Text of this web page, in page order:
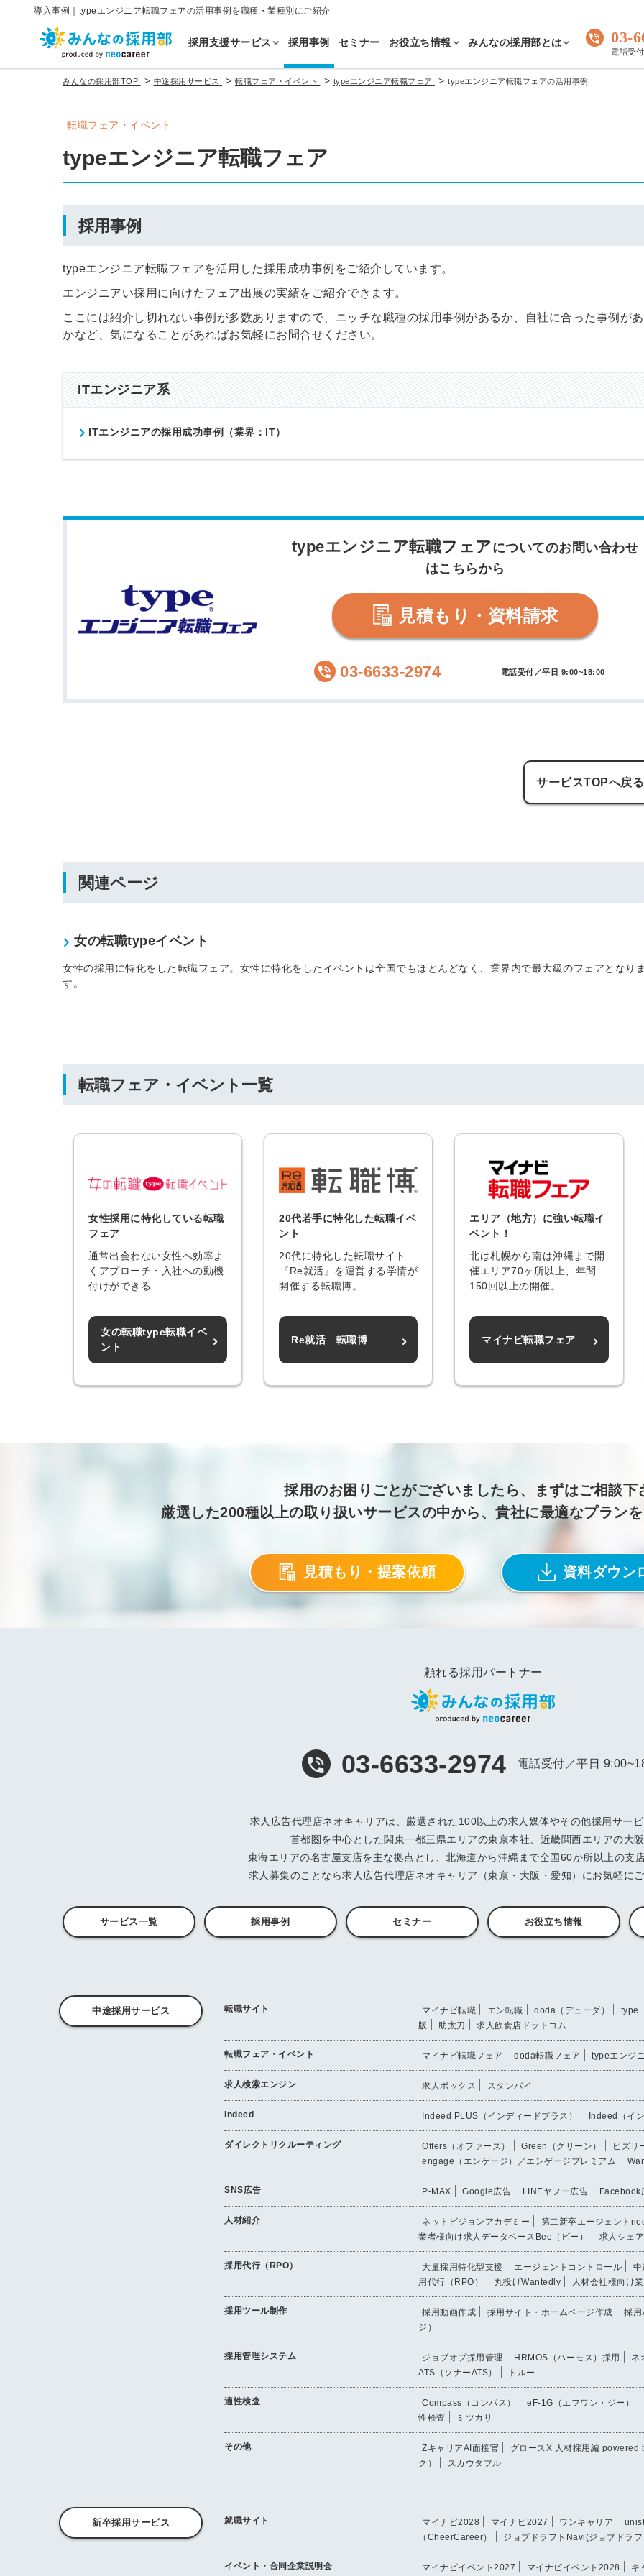
導入事例｜typeエンジニア転職フェアの活用事例を職種・業種別にご紹介
採用支援サービス 採用事例 セミナー お役立ち情報 みんなの採用部とは 03-
電話受
みんなの採用部TOP > 中途採用サービス > 転職フェア・イベント > typeエンジニア転職フェア > typeエンジニア転職フェアの活用事例
転職フェア・イベント
typeエンジニア転職フェア
採用事例
typeエンジニア転職フェアを活用した採用成功事例をご紹介しています。
エンジニアい採用に向けたフェア出展の実績をご紹介できます。
ここには紹介し切れない事例が多数ありますので、ニッチな職種の採用事例があるか、自社に合った事例が
かなど、気になることがあればお気軽にお問合せください。
ITエンジニア系
ITエンジニアの採用成功事例（業界：IT）
typeエンジニア転職フェアについてのお問い合わせ
はこちらから
見積もり・資料請求
03-6633-2974 電話受付／平日 9:00~18:00
サービスTOPへ戻る
関連ページ
女の転職typeイベント
女性の採用に特化をした転職フェア。女性に特化をしたイベントは全国でもほとんどなく、業界内で最大級のフェアとなり
す。
転職フェア・イベント一覧
女性採用に特化している転職
フェア
通常出会わない女性へ効率よ
くアプローチ・入社への動機
付けができる
女の転職type転職イベ
ント
20代若手に特化した転職イベ
ント
20代に特化した転職サイト
『Re就活』を運営する学情が
開催する転職博。
Re就活 転職博
エリア（地方）に強い転職イ
ベント！
北は札幌から南は沖縄まで開
催エリア70ヶ所以上、年間
150回以上の開催。
マイナビ転職フェア
採用のお困りごとがございましたら、まずはご相談下
厳選した200種以上の取り扱いサービスの中から、貴社に最適なプラン
見積もり・提案依頼 資料ダウン
頼れる採用パートナー
03-6633-2974 電話受付／平日
求人広告代理店ネオキャリアは、厳選された100以上の求人媒体やその他採用サー
首都圏を中心とした関東一都三県エリアの東京本社、近畿関西エリアの大
東海エリアの名古屋支店を主な拠点とし、北海道から沖縄まで全国60か所以上の支
求人募集のことなら求人広告代理店ネオキャリア（東京・大阪・愛知）にお気軽に
サービス一覧 採用事例 セミナー お役立ち情報
中途採用サービス 転職サイト マイナビ転職 エン転職 doda（デューダ）
type
版
助太刀 求人飲食店ドットコム
転職フェア・イベント マイナビ転職フェア doda転職フェア typeエンジ
求人検索エンジン 求人ボックス スタンバイ
Indeed Indeed PLUS（インディードプラス） Indeed（イ
ダイレクトリクルーティング Offers（オファーズ） Green（グリーン）
ビズリ
engage（エンゲージ）／エンゲージプレミアム
SNS広告 P-MAX Google広告 LINEヤフー広告 Facebook
人材紹介 ネットビジョンアカデミー
第二新卒エージェント
業者様向け求人データベースBee（ビー）
求人シェ
採用代行（RPO） 大量採用特化型支援 エージェントコントロール
中
用代行（RPO）
丸投げWantedly 人材会社様向け
採用ツール制作 採用動画作成 採用サイト・ホームページ作成
採用
ジ）
採用管理システム ジョブオプ採用管理 HRMOS（ハーモス）採用
ネ
ATS（ソナーATS）
トルー
適性検査 Compass（コンパス）
eF-1G（エフワン・ジー）
性検査
ミツカリ
その他 ZキャリアAI面接官
グロースX 人材採用編 powered
ク）
スカウタブル
新卒採用サービス 就職サイト マイナビ2028 マイナビ2027 ワンキャリア
（CheerCareer）
ジョブドラフトNavi(ジョブドラ
イベント・合同企業説明会 マイナビイベント2027 マイナビイベント2028 キ
ログイン
簡単10
秒！無料
会員登録
利用規約と個人情報
の取り扱い について
登
録
他サービスIDで登録
なたの許可なく投稿
することはありませ
ん
採用課題
をともに
解決
頼れる
みんなの採用部
の特徴
ノウハウ資料
が届く
採用課題の解
決、新しい採
などを取材し
る
「自社の採用をよ
り良くしたい！」
という経営者や採
に立てる情報を発